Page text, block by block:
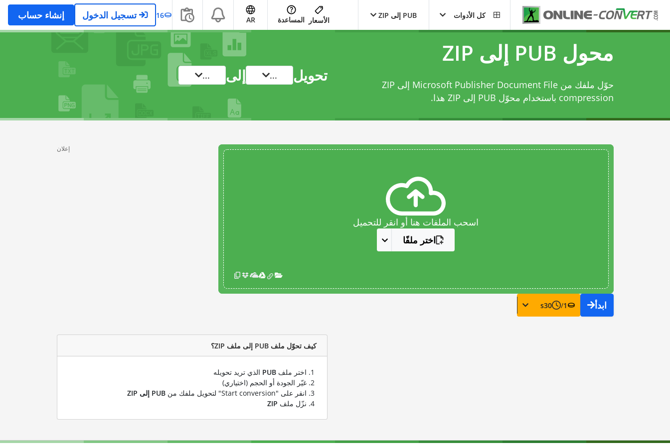
كل الأدوات PUB إلى ZIP
الأسعار المساعدة AR
16 تسجيل الدخول إنشاء حساب
محول PUB إلى ZIP
حوّل ملفك من Microsoft Publisher Document File إلى ZIP
compression باستخدام
محوّل PUB إلى ZIP هذا.
تحويل ... إلى ...
اسحب الملفات هنا أو انقر للتحميل
اختر ملفًا
ابدأ 1
/
30
s
إعلان
كيف تحوّل ملف PUB إلى ملف ZIP؟
اختر ملف PUB الذي تريد تحويله
غيّر الجودة أو الحجم (اختياري)
انقر على "Start conversion" لتحويل ملفك من
PUB إلى ZIP
نزّل ملف ZIP